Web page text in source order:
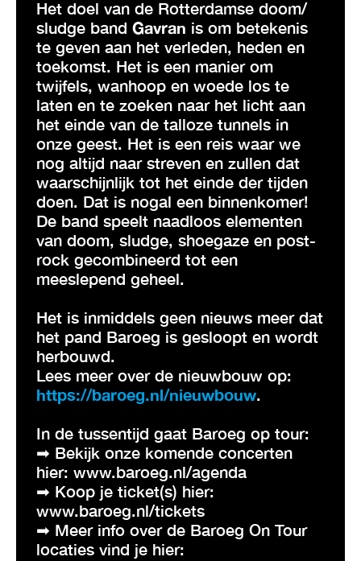
Het doel van de Rotterdamse doom/
sludge band Gavran is om betekenis
te geven aan het verleden, heden en
toekomst. Het is een manier om
twijfels, wanhoop en woede los te
laten en te zoeken naar het licht aan
het einde van de talloze tunnels in
onze geest. Het is een reis waar we
nog altijd naar streven en zullen dat
waarschijnlijk tot het einde der tijden
doen. Dat is nogal een binnenkomer!
De band speelt naadloos elementen
van doom, sludge, shoegaze en post-
rock gecombineerd tot een
meeslepend geheel.
Het is inmiddels geen nieuws meer dat
het pand Baroeg is gesloopt en wordt
herbouwd.
Lees meer over de nieuwbouw op:
https://baroeg.nl/nieuwbouw.
In de tussentijd gaat Baroeg op tour:
➡ Bekijk onze komende concerten
hier: www.baroeg.nl/agenda
➡ Koop je ticket(s) hier:
www.baroeg.nl/tickets
➡ Meer info over de Baroeg On Tour
locaties vind je hier: